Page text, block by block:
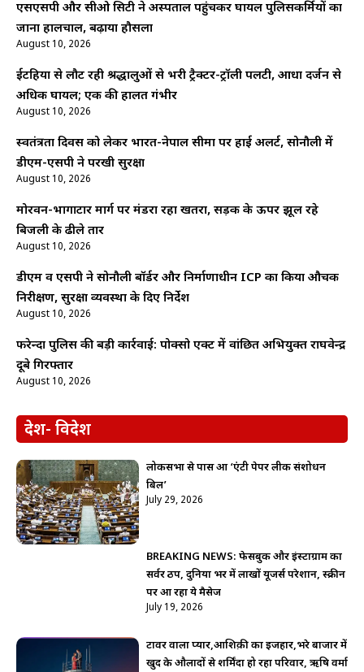
एसएसपी और सीओ सिटी ने अस्पताल पहुंचकर घायल पुलिसकर्मियों का
जाना हालचाल, बढ़ाया हौसला
August 10, 2026
ईटहिया से लौट रही श्रद्धालुओं से भरी ट्रैक्टर-ट्रॉली पलटी, आधा दर्जन से
अधिक घायल; एक की हालत गंभीर
August 10, 2026
स्वतंत्रता दिवस को लेकर भारत-नेपाल सीमा पर हाई अलर्ट, सोनौली में
डीएम-एसपी ने परखी सुरक्षा
August 10, 2026
मोरवन-भागाटार मार्ग पर मंडरा रहा खतरा, सड़क के ऊपर झूल रहे
बिजली के ढीले तार
August 10, 2026
डीएम व एसपी ने सोनौली बॉर्डर और निर्माणाधीन ICP का किया औचक
निरीक्षण, सुरक्षा व्यवस्था के दिए निर्देश
August 10, 2026
फरेन्दा पुलिस की बड़ी कार्रवाई: पोक्सो एक्ट में वांछित अभियुक्त राघवेन्द्र
दूबे गिरफ्तार
August 10, 2026
देश- विदेश
लोकसभा से पास हुआ ‘एंटी पेपर लीक संशोधन
बिल’
July 29, 2026
BREAKING NEWS: फेसबुक और इंस्टाग्राम का
सर्वर ठप, दुनिया भर में लाखों यूजर्स परेशान, स्क्रीन
पर आ रहा ये मैसेज
July 19, 2026
टावर वाला प्यार,आशिक़ी का इजहार,भरे बाजार में
खुद के औलादों से शर्मिंदा हो रहा परिवार, ऋषि वर्मा